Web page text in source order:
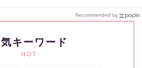
Recommended by
気キーワード
HOT